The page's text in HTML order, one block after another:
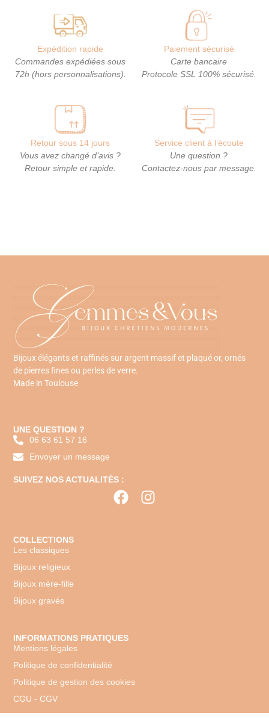
Expédition rapide
Commandes expédiées sous
72h (hors personnalisations).
Paiement sécurisé
Carte bancaire
Protocole SSL 100% sécurisé.
Retour sous 14 jours
Vous avez changé d’avis ?
Retour simple et rapide.
Service client à l’écoute
Une question ?
Contactez-nous par message.
Bijoux élégants et raffinés sur argent massif et plaqué or, ornés
de pierres fines ou perles de verre.
Made in Toulouse
UNE QUESTION ?
06 63 61 57 16
Envoyer un message
SUIVEZ NOS ACTUALITÉS :
COLLECTIONS
Les classiques
Bijoux religieux
Bijoux mère-fille
Bijoux gravés
INFORMATIONS PRATIQUES
Mentions légales
Politique de confidentialité
Politique de gestion des cookies
CGU - CGV